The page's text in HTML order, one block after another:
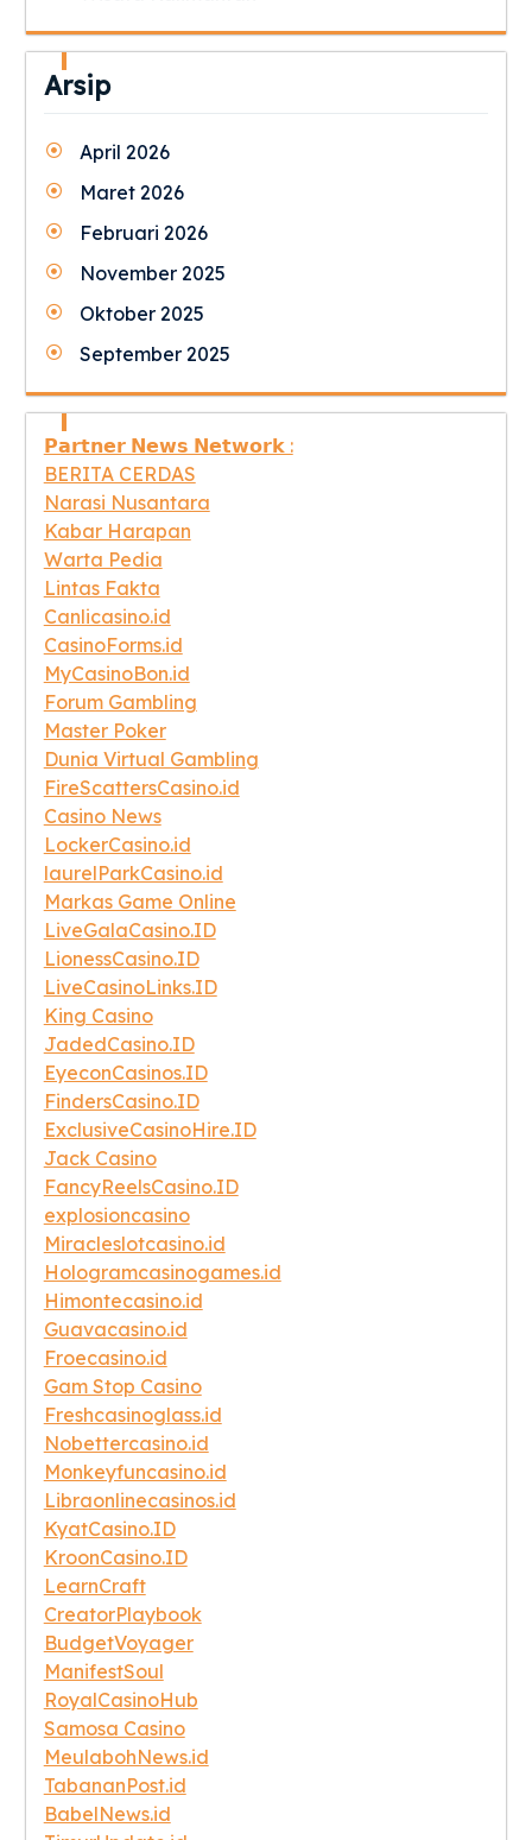
Arsip
April 2026
Maret 2026
Februari 2026
November 2025
Oktober 2025
September 2025
𝗣𝗮𝗿𝘁𝗻𝗲𝗿 𝗡𝗲𝘄𝘀 𝗡𝗲𝘁𝘄𝗼𝗿𝗸 :
BERITA CERDAS
Narasi Nusantara
Kabar Harapan
Warta Pedia
Lintas Fakta
Canlicasino.id
CasinoForms.id
MyCasinoBon.id
Forum Gambling
Master Poker
Dunia Virtual Gambling
FireScattersCasino.id
Casino News
LockerCasino.id
laurelParkCasino.id
Markas Game Online
LiveGalaCasino.ID
LionessCasino.ID
LiveCasinoLinks.ID
King Casino
JadedCasino.ID
EyeconCasinos.ID
FindersCasino.ID
ExclusiveCasinoHire.ID
Jack Casino
FancyReelsCasino.ID
explosioncasino
Miracleslotcasino.id
Hologramcasinogames.id
Himontecasino.id
Guavacasino.id
Froecasino.id
Gam Stop Casino
Freshcasinoglass.id
Nobettercasino.id
Monkeyfuncasino.id
Libraonlinecasinos.id
KyatCasino.ID
KroonCasino.ID
LearnCraft
CreatorPlaybook
BudgetVoyager
ManifestSoul
RoyalCasinoHub
Samosa Casino
MeulabohNews.id
TabananPost.id
BabelNews.id